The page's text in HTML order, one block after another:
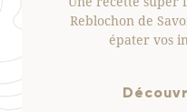
Reblochon de
épater vos